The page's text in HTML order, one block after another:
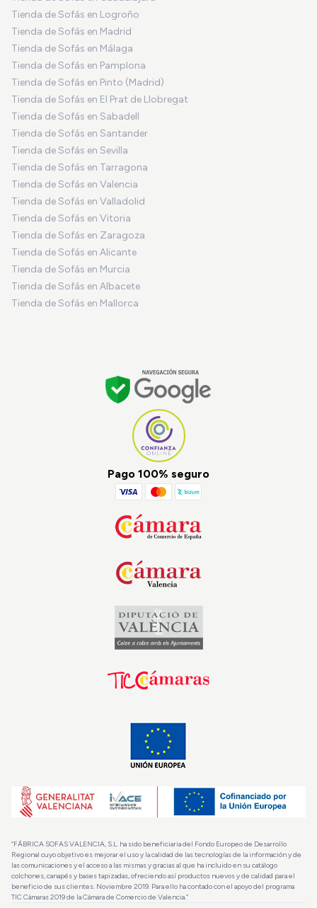
Tienda de Sofás en Logroño
Tienda de Sofás en Madrid
Tienda de Sofás en Málaga
Tienda de Sofás en Pamplona
Tienda de Sofás en Pinto (Madrid)
Tienda de Sofás en El Prat de Llobregat
Tienda de Sofás en Sabadell
Tienda de Sofás en Santander
Tienda de Sofás en Sevilla
Tienda de Sofás en Tarragona
Tienda de Sofás en Valencia
Tienda de Sofás en Valladolid
Tienda de Sofás en Vitoria
Tienda de Sofás en Zaragoza
Tienda de Sofás en Alicante
Tienda de Sofás en Murcia
Tienda de Sofás en Albacete
Tienda de Sofás en Mallorca
Pago 100% seguro
“FÁBRICA SOFAS VALENCIA, S.L. ha sido beneficiaria del Fondo Europeo de Desarrollo
Regional cuyo objetivo es mejorar el uso y la calidad de las tecnologías de la información y de
las comunicaciones y el acceso a las mismas y gracias al que ha incluido en su catálogo
colchones, canapés y bases tapizadas, ofreciendo así productos nuevos y de calidad para el
beneficio de sus clientes. Noviembre 2019. Para ello ha contado con el apoyo del programa
TIC Cámaras 2019 de la Cámara de Comercio de Valencia.”